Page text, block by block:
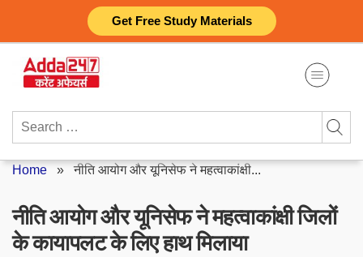
Get Free Study Materials
content
Search
Home »नीति आयोग और यूनिसेफ ने महत्वाकांक्षी...
नीति आयोग और यूनिसेफ ने महत्वाकांक्षी जिलों
के कायापलट के लिए हाथ मिलाया